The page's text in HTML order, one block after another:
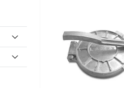
9
refrigerador